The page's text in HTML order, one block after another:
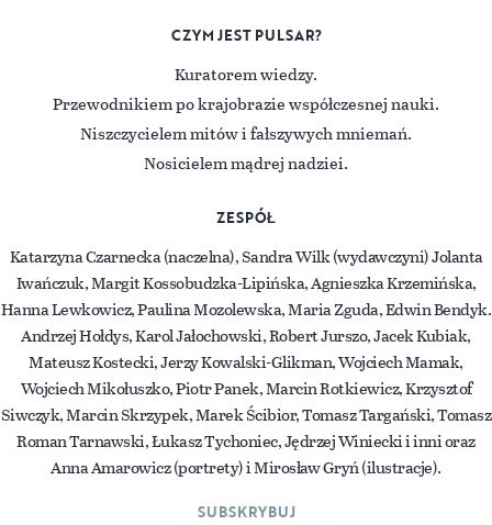
CZYM JEST PULSAR?
Kuratorem wiedzy.
Przewodnikiem po krajobrazie współczesnej nauki.
Niszczycielem mitów i fałszywych mniemań.
Nosicielem mądrej nadziei.
ZESPÓŁ
Katarzyna Czarnecka (naczelna), Sandra Wilk (wydawczyni) Jolanta
Iwańczuk, Margit Kossobudzka-Lipińska, Agnieszka Krzemińska,
Hanna Lewkowicz, Paulina Mozolewska, Maria Zguda, Edwin Bendyk.
Andrzej Hołdys, Karol Jałochowski, Robert Jurszo, Jacek Kubiak,
Mateusz Kostecki, Jerzy Kowalski-Glikman, Wojciech Mamak,
Wojciech Mikołuszko, Piotr Panek, Marcin Rotkiewicz, Krzysztof
Siwczyk, Marcin Skrzypek, Marek Ścibior, Tomasz Targański, Tomasz
Roman Tarnawski, Łukasz Tychoniec, Jędrzej Winiecki i inni oraz
Anna Amarowicz (portrety) i Mirosław Gryń (ilustracje).
SUBSKRYBUJ